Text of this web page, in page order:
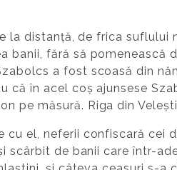
distanță, de frica suflului
banii, fără să pomenească
a fost scoasă din
că în acel coș ajunsese
pe măsură. Riga din
el, neferii confiscară cei
de banii care într-